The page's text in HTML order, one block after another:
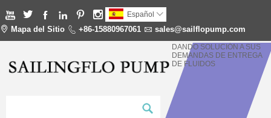
      Español 
 Mapa del Sitio  +86-15880967061  sales@sailflopump.com
DANDO SOLUCIÓN A SUS
DEMANDAS DE ENTREGA
DE FLUIDOS